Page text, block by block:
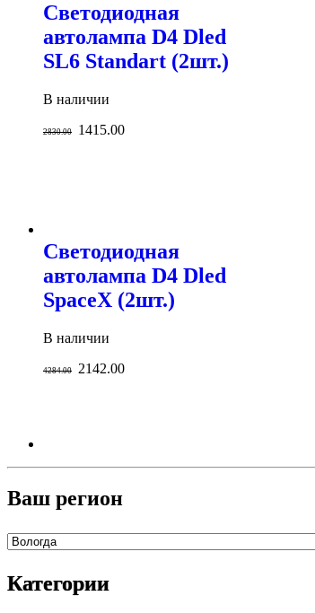
Светодиодная
автолампа D4 Dled
SL6 Standart (2шт.)
В наличии
2830.00 1415.00
Светодиодная
автолампа D4 Dled
SpaceX (2шт.)
В наличии
4284.00 2142.00
Ваш регион
Категории